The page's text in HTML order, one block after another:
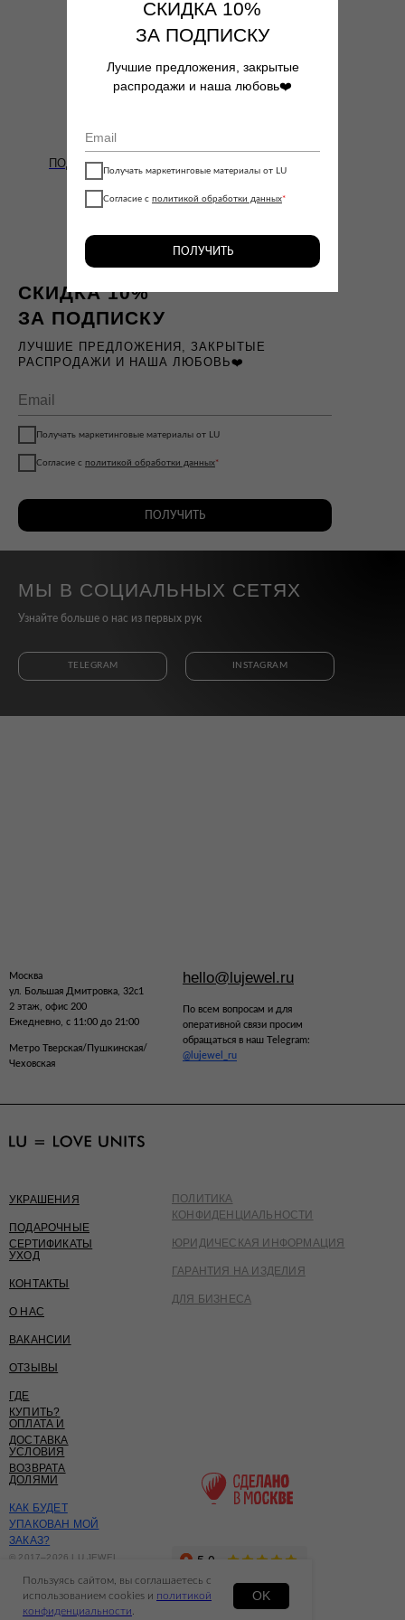
ПОДВЕСКА MOON
2390
СКИДКА 10%
ЗА ПОДПИСКУ
Получать маркетинговые материалы от LU
Согласие с политикой обработки данных*
ПОЛУЧИТЬ
МЫ В СОЦИАЛЬНЫХ СЕТЯХ
Узнайте больше о нас из первых рук
TELEGRAM INSTAGRAM
ЛУЧШИЕ ПРЕДЛОЖЕНИЯ, ЗАКРЫТЫЕ
РАСПРОДАЖИ И НАША ЛЮБОВЬ❤️
По всем вопросам и для
оперативной связи просим
обращаться в наш Telegram:
@lujewel_ru
Москва
ул. Большая Дмитровка, 32с1
2 этаж, офис 200
Ежедневно, с 11:00 до 21:00
hello@lujewel.ru
Метро Тверская/Пушкинская/
Чеховская
ПОЛИТИКА
КОНФИДЕНЦИАЛЬНОСТИ
ЮРИДИЧЕСКАЯ ИНФОРМАЦИЯ
ГАРАНТИЯ НА ИЗДЕЛИЯ
ДЛЯ БИЗНЕСА
© 2017–2026 LU JEWEL
КРИСТИНА СЕРГЕЕВНА
СДЕЛАНО В FIRSTOV
УКРАШЕНИЯ
ПОДАРОЧНЫЕ
СЕРТИФИКАТЫ
КОНТАКТЫ
О НАС
ОПЛАТА И
ДОСТАВКА
УСЛОВИЯ
ВОЗВРАТА
УХОД
ОТЗЫВЫ
ГДЕ
КУПИТЬ?
КАК БУДЕТ
УПАКОВАН МОЙ
ЗАКАЗ?
ВАКАНСИИ
ДОЛЯМИ
Пользуясь сайтом, вы соглашаетесь с
использованием cookies и политикой
конфиденциальности
OK
СКИДКА 10%
ЗА ПОДПИСКУ
Лучшие предложения, закрытые
распродажи и наша любовь❤️
Получать маркетинговые материалы от LU
Согласие с политикой обработки данных*
ПОЛУЧИТЬ